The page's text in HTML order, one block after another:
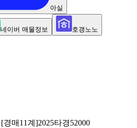
아실
네이버 매물정보
호갱노노
[경매11계]2025타경52000